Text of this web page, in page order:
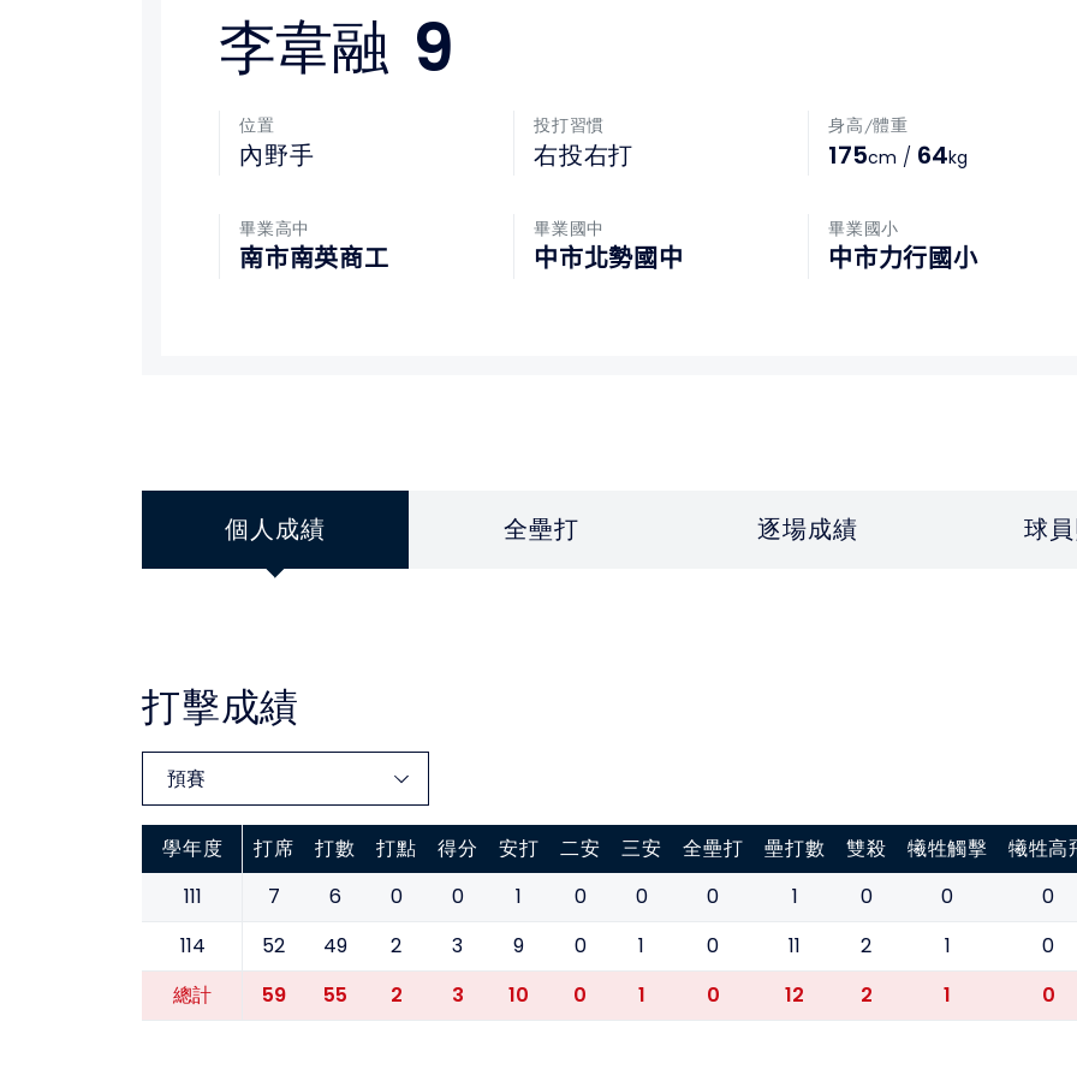
李韋融 9
位置
內野手
投打習慣
右投右打
身高/體重
175cm / 64kg
畢業高中
南市南英商工
畢業國中
中市北勢國中
畢業國小
中市力行國小
個人成績 全壘打 逐場成績 球
打擊成績
學年度 打席 打數 打點 得分 安打 二安 三安 全壘打 壘打數 雙殺 犧牲觸擊 犧牲高
111 7 6 0 0 1 0 0 0 1 0 0 0
114
52 49 2 3 9 0 1 0 11 2 1 0
總計 59 55 2 3 10 0 1 0 12 2 1 0